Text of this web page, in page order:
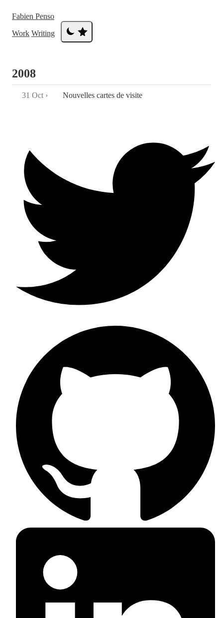
Fabien Penso
Work Writing
2008
31 Oct› Nouvelles cartes de visite